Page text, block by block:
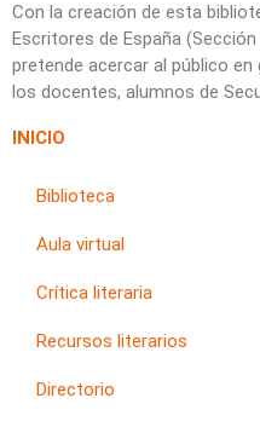
Con la creación de esta
Escritores de España
pretende acercar al público
los docentes, alumnos de
INICIO
Biblioteca
Aula virtual
Crítica literaria
Recursos literarios
Directorio